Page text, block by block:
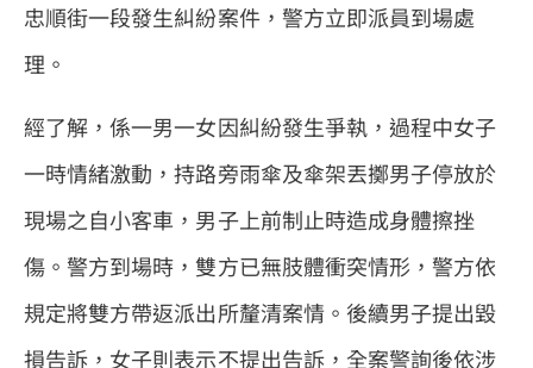
忠順街一段發生糾紛案件，警方立即派員到場處
理。
經了解，係一男一女因糾紛發生爭執，過程中女子
一時情緒激動，持路旁雨傘及傘架丟擲男子停放於
現場之自小客車，男子上前制止時造成身體擦挫
傷。警方到場時，雙方已無肢體衝突情形，警方依
規定將雙方帶返派出所釐清案情。後續男子提出毀
損告訴，女子則表示不提出告訴，全案警詢後依涉